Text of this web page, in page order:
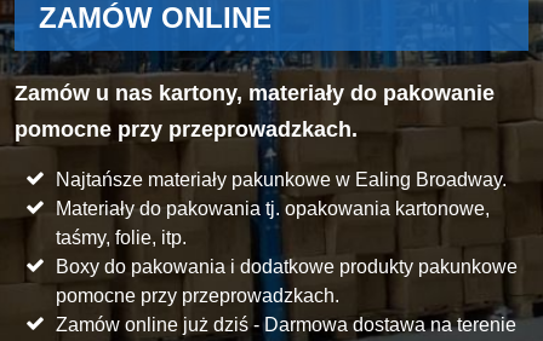
ZAMÓW ONLINE
Zamów u nas kartony, materiały do pakowanie
pomocne przy przeprowadzkach.
Najtańsze materiały pakunkowe w Ealing Broadway.
Materiały do pakowania tj. opakowania kartonowe,
taśmy, folie, itp.
Boxy do pakowania i dodatkowe produkty pakunkowe
pomocne przy przeprowadzkach.
Zamów online już dziś - Darmowa dostawa na terenie